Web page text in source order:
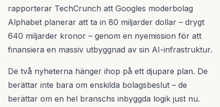
rapporterar TechCrunch att Googles moderbolag
Alphabet planerar att ta in 80 miljarder dollar – drygt
640 miljarder kronor – genom en nyemission för att
finansiera en massiv utbyggnad av sin AI-infrastruktur.
De två nyheterna hänger ihop på ett djupare plan. De
berättar inte bara om enskilda bolagsbeslut – de
berättar om en hel branschs inbyggda logik just nu.